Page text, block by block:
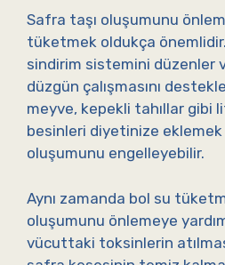
Safra taşı oluşumunu
tüketmek oldukça
sindirim sistemini düzenler
düzgün çalışmasını
meyve, kepekli tahıllar gibi
besinleri diyetinize eklemek
oluşumunu engelleyebilir.
Aynı zamanda bol su
oluşumunu önlemeye
vücuttaki toksinlerin